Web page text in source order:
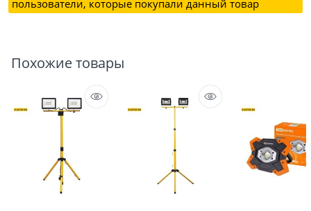
пользователи, которые покупали данный товар
Похожие товары